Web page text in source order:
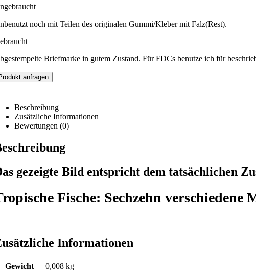
noch mit Teilen des originalen Gummi/Kleber mit Falz(Rest).
Briefmarke in gutem Zustand. Für FDCs benutze ich für
anfragen
Beschreibung
Zusätzliche Informationen
Bewertungen (0)
gezeigte Bild entspricht dem tatsächlichen
Fische: Sechzehn verschiedene
Informationen
Gewicht 0,008 kg